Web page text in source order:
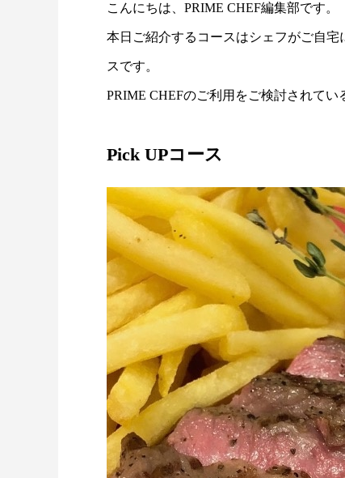
こんにちは、PRIME CHEF編集部です。
本日ご紹介するコースはシェフがご自
スです。
PRIME CHEFのご利用をご検討されてい
Pick UPコース